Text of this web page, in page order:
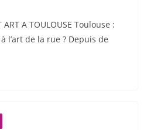
ART A TOULOUSE Toulouse :
l’art de la rue ? Depuis de